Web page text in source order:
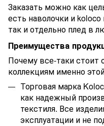
Заказать можно как
есть наволочки и
так и отдельно плед в
Преимущества
Почему все-таки стоит
коллекциям именно
Торговая марка
как надежный
текстиля. Все
эксплуатации и не